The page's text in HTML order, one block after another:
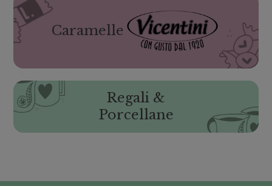
Caramelle
Regali &
Porcellane